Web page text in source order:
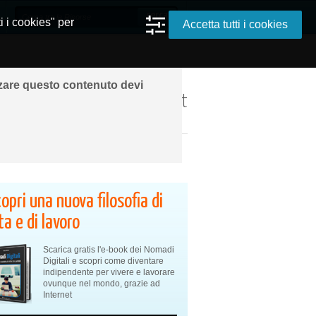
questo contenuto devi
ovunque grazie a Internet
una nuova filosofia di
e di lavoro
Scarica gratis l'e-book dei Nomadi
Digitali e scopri come diventare
indipendente per vivere e lavorare
ovunque nel mondo, grazie ad
Internet
i cookies" per
Accetta tutti i cookies